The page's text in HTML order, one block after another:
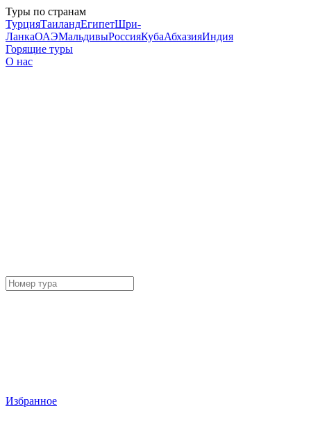
Туры по странам
ТурцияТаиландЕгипетШри-
ЛанкаОАЭМальдивыРоссияКубаАбхазияИндия
Горящие туры
О нас
Избранное